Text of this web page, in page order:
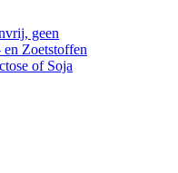
geen
Zoetstoffen
of Soja